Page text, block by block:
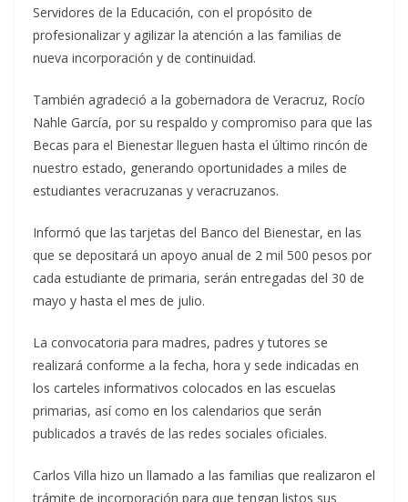
Servidores de la Educación, con el propósito de
profesionalizar y agilizar la atención a las familias de
nueva incorporación y de continuidad.
También agradeció a la gobernadora de Veracruz, Rocío
Nahle García, por su respaldo y compromiso para que las
Becas para el Bienestar lleguen hasta el último rincón de
nuestro estado, generando oportunidades a miles de
estudiantes veracruzanas y veracruzanos.
Informó que las tarjetas del Banco del Bienestar, en las
que se depositará un apoyo anual de 2 mil 500 pesos por
cada estudiante de primaria, serán entregadas del 30 de
mayo y hasta el mes de julio.
La convocatoria para madres, padres y tutores se
realizará conforme a la fecha, hora y sede indicadas en
los carteles informativos colocados en las escuelas
primarias, así como en los calendarios que serán
publicados a través de las redes sociales oficiales.
Carlos Villa hizo un llamado a las familias que realizaron el
trámite de incorporación para que tengan listos sus